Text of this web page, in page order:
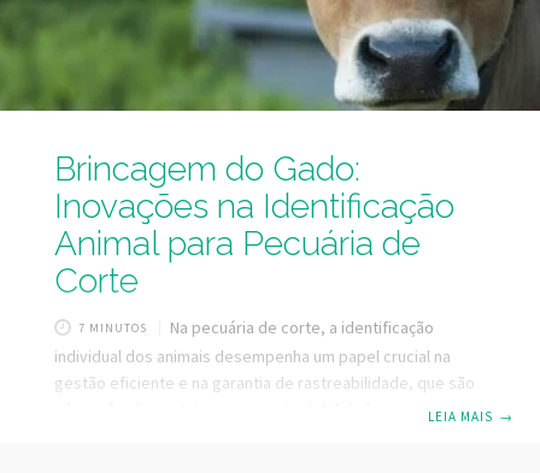
Brincagem do Gado:
Inovações na Identificação
Animal para Pecuária de
Corte
7 MINUTOS
Na pecuária de corte, a identificação
individual dos animais desempenha um papel crucial na
gestão eficiente e na garantia de rastreabilidade, que são
pilares fundamentais para a sustentabilidade e o sucesso
LEIA MAIS →